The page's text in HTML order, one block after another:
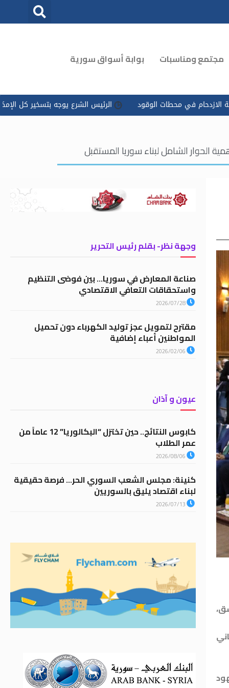
مجتمع ومناسبات بوابة أسواق سورية
الرئيس الشرع يوجه بتسخير كل الإمكانات للتعامل مع
الحوار الشامل لبناء سوريا المستقبل
وجهة نظر- بقلم رئيس التحرير
صناعة المعارض في سوريا… بين فوضى التنظيم
واستحقاقات التعافي الاقتصادي
2026/07/28
مقترح لتمويل عجز توليد الكهرباء دون تحميل
المواطنين أعباء إضافية
2026/02/06
عيون و آذان
كابوس النتائج.. حين تختزل “البكالوريا” 12 عاماً من
عمر الطلاب
2026/08/06
كنينة: مجلس الشعب السوري الحر… فرصة حقيقية
لبناء اقتصاد يليق بالسوريين
2026/07/13